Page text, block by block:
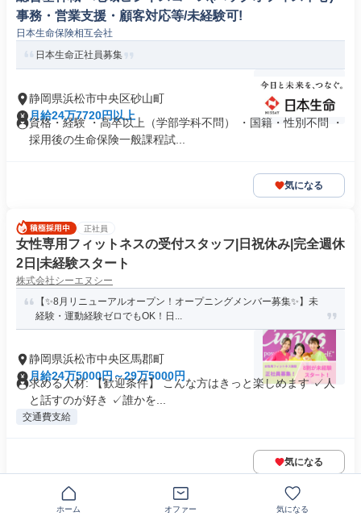
事務・営業支援・顧客対応等/未経験可!
日本生命保険相互会社
日本生命正社員募集
静岡県浜松市中央区砂山町
月給24万7720円以上
資格・経験 ・高卒以上（学部学科不問） ・国籍・性別不問 ・
採用後の生命保険一般課程試...
気になる
正社員
女性専用フィットネスの受付スタッフ|日祝休み|完全週休
2日|未経験スタート
株式会社シーエヌシー
【✨8月リニューアルオープン！オープニングメンバー募集✨】未
経験・運動経験ゼロでもOK！日...
静岡県浜松市中央区馬郡町
月給24万5000円～29万5000円
求める人材: 【歓迎条件】 こんな方はきっと楽しめます ✓人
と話すのが好き ✓誰かを...
交通費支給
気になる
ホーム オファー 気になる